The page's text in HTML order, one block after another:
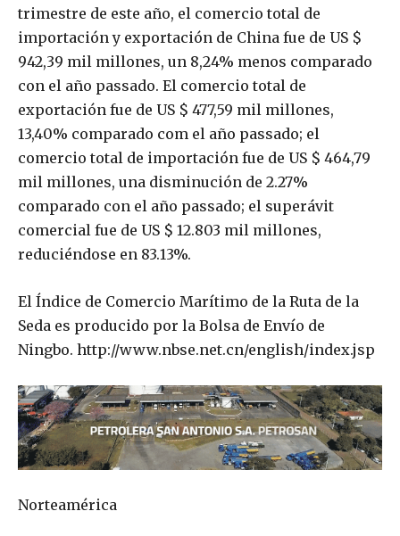
trimestre de este año, el comercio total de
importación y exportación de China fue de US $
942,39 mil millones, un 8,24% menos comparado
con el año passado. El comercio total de
exportación fue de US $ 477,59 mil millones,
13,40% comparado com el año passado; el
comercio total de importación fue de US $ 464,79
mil millones, una disminución de 2.27%
comparado con el año passado; el superávit
comercial fue de US $ 12.803 mil millones,
reduciéndose en 83.13%.
El Índice de Comercio Marítimo de la Ruta de la
Seda es producido por la Bolsa de Envío de
Ningbo. http://www.nbse.net.cn/english/index.jsp
Norteamérica